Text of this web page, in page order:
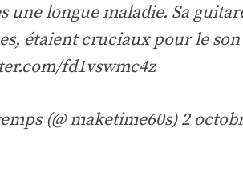
une longue maladie. Sa
étaient cruciaux pour le
fd1vswmc4z
(@ maketime60s)2